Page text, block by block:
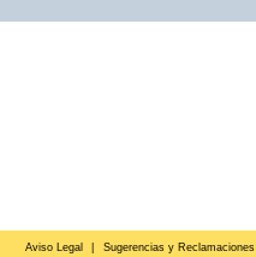
Aviso Legal Sugerencias y Reclamaciones